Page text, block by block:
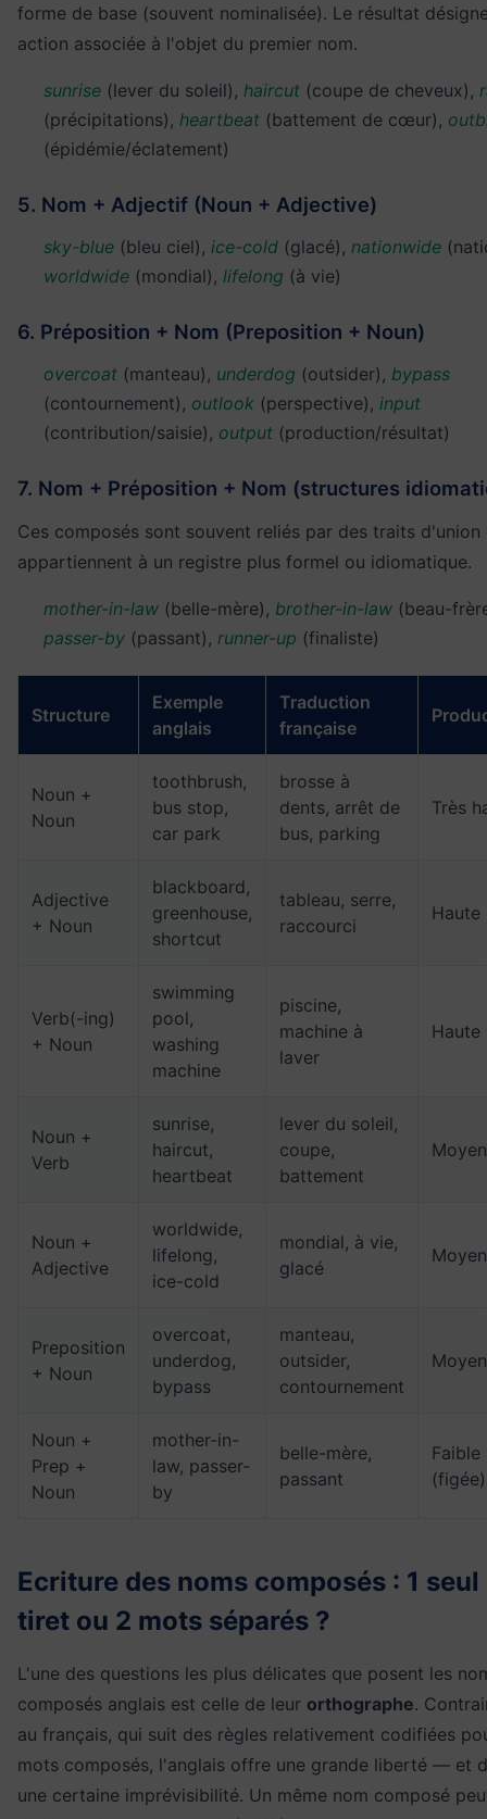
forme de base (souvent nominalisée). Le résultat
action associée à l'objet du premier nom.
sunrise (lever du soleil), haircut (coupe de cheveux),
(précipitations), heartbeat (battement de cœur),
(épidémie/éclatement)
5. Nom + Adjectif (Noun + Adjective)
sky-blue (bleu ciel), ice-cold (glacé), nationwide
worldwide (mondial), lifelong (à vie)
6. Préposition + Nom (Preposition + Noun)
overcoat (manteau), underdog (outsider), bypass
(contournement), outlook (perspective), input
(contribution/saisie), output (production/résultat)
7. Nom + Préposition + Nom (structures
Ces composés sont souvent reliés par des traits d'union
appartiennent à un registre plus formel ou idiomatique.
mother-in-law (belle-mère), brother-in-law (beau-
passer-by (passant), runner-up (finaliste)
Structure
Exemple
anglais
Traduction
française
Noun +
Noun
toothbrush,
bus stop,
car park
brosse à
dents, arrêt de
bus, parking
Très
Adjective
+ Noun
blackboard,
greenhouse,
shortcut
tableau, serre,
raccourci
Haute
Verb(-ing)
+ Noun
swimming
pool,
washing
machine
piscine,
machine à
laver
Haute
Noun +
Verb
sunrise,
haircut,
heartbeat
lever du soleil,
coupe,
battement
Noun +
Adjective
worldwide,
lifelong,
ice-cold
mondial, à vie,
glacé
Preposition
+ Noun
overcoat,
underdog,
bypass
manteau,
outsider,
contournement
Noun +
Prep +
Noun
mother-in-
law, passer-
by
belle-mère,
passant
Faible
(figée)
Ecriture des noms composés : 1 seul
tiret ou 2 mots séparés ?
L'une des questions les plus délicates que posent les
composés anglais est celle de leur orthographe.
au français, qui suit des règles relativement codifiées
mots composés, l'anglais offre une grande liberté — et
une certaine imprévisibilité. Un même nom composé